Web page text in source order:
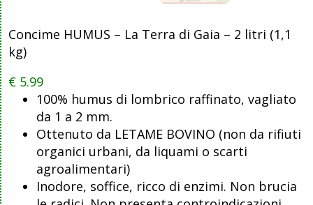
Concime HUMUS – La Terra di Gaia – 2 litri (1,1
kg)
€ 5.99
100% humus di lombrico raffinato, vagliato
da 1 a 2 mm.
Ottenuto da LETAME BOVINO (non da rifiuti
organici urbani, da liquami o scarti
agroalimentari)
Inodore, soffice, ricco di enzimi. Non brucia